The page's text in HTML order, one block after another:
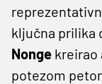
ključna prilika
Nonge kreirao
potezom